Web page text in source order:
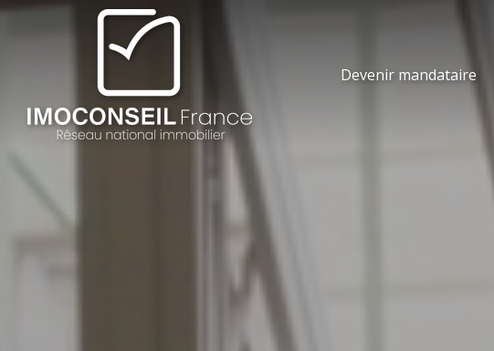
Devenir mandataire